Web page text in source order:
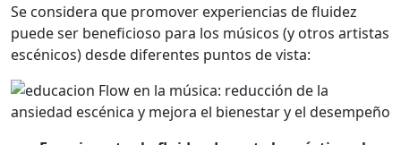
Se considera que promover experiencias de fluidez
puede ser beneficioso para los músicos (y otros artistas
escénicos) desde diferentes puntos de vista: